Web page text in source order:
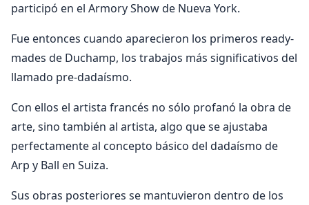
participó en el Armory Show de Nueva York.
Fue entonces cuando aparecieron los primeros ready-
mades de Duchamp, los trabajos más significativos del
llamado pre-dadaísmo.
Con ellos el artista francés no sólo profanó la obra de
arte, sino también al artista, algo que se ajustaba
perfectamente al concepto básico del dadaísmo de
Arp y Ball en Suiza.
Sus obras posteriores se mantuvieron dentro de los